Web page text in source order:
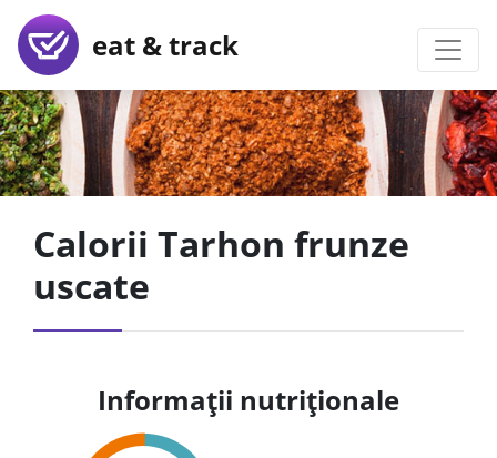
eat & track
Calorii Tarhon frunze
uscate
Informații nutriționale